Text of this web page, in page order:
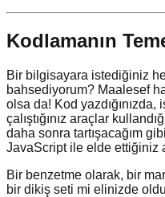
Kodlamanın
Bir bilgisayara istediğiniz
bahsediyorum? Maalesef
olsa da! Kod
çalıştığınız araçlar
daha sonra tartışacağım
JavaScript ile elde ettiğiniz
Bir benzetme olarak, bir
bir dikiş seti mi elinizde